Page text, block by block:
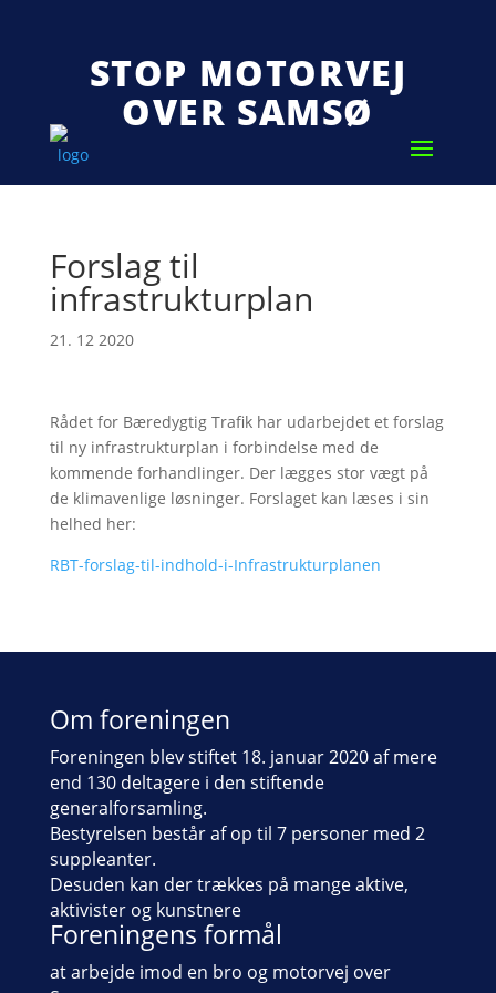
STOP MOTORVEJ
OVER SAMSØ
Forslag til
infrastrukturplan
21. 12 2020
Rådet for Bæredygtig Trafik har udarbejdet et forslag
til ny infrastrukturplan i forbindelse med de
kommende forhandlinger. Der lægges stor vægt på
de klimavenlige løsninger. Forslaget kan læses i sin
helhed her:
RBT-forslag-til-indhold-i-Infrastrukturplanen
Om foreningen
Foreningen blev stiftet 18. januar 2020 af mere
end 130 deltagere i den stiftende
generalforsamling.
Bestyrelsen består af op til 7 personer med 2
suppleanter.
Desuden kan der trækkes på mange aktive,
aktivister og kunstnere
Foreningens formål
at arbejde imod en bro og motorvej over